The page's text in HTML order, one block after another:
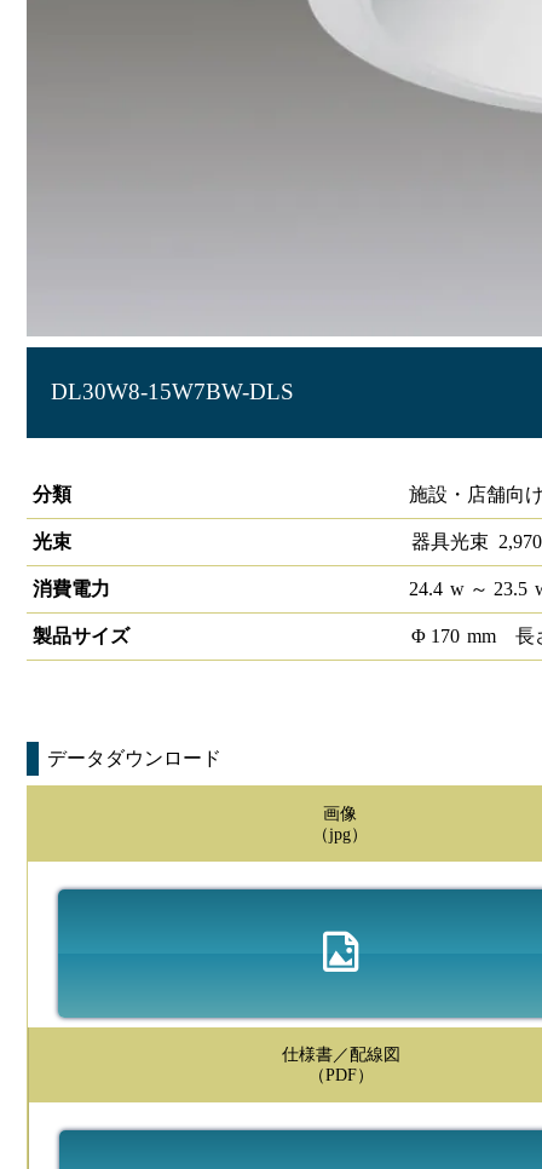
DL30W8-15W7BW-DLS
分類
施設・店舗向
光束 器具光束 2,970
消費電力 24.4 w～ 23.5
製品サイズ Φ 170 mm 長
データダウンロード
画像
（jpg）
仕様書／配線図
（PDF）